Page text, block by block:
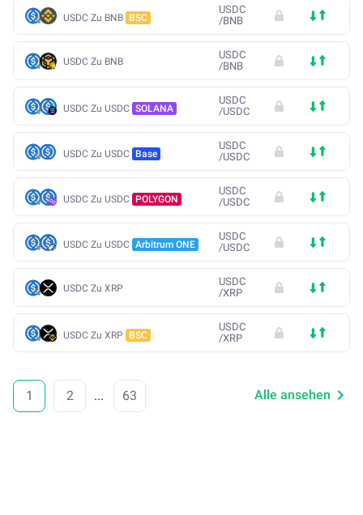
USDC Zu BNB BSC
USDC
/BNB
USDC Zu BNB
USDC
/BNB
USDC Zu USDC SOLANA
USDC
/USDC
USDC Zu USDC Base
USDC
/USDC
USDC Zu USDC POLYGON
USDC
/USDC
USDC Zu USDC Arbitrum ONE
USDC
/USDC
USDC Zu XRP
USDC
/XRP
USDC Zu XRP BSC
USDC
/XRP
1 2 ... 63 Alle ansehen